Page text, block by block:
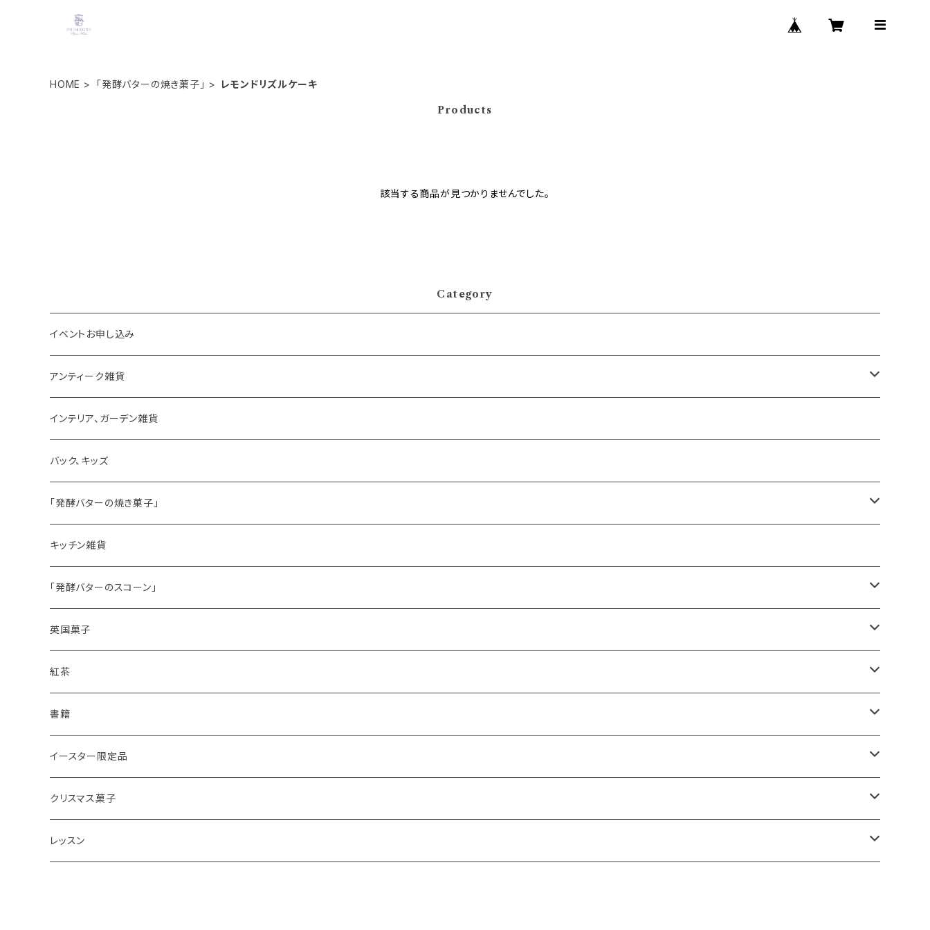
HOME 「発酵バターの焼き菓子」 レモンドリズルケーキ
Products
該当する商品が見つかりませんでした。
Category
イベントお申し込み
アンティーク雑貨
ゼリーモールド
コンポート
ハマースレイ
インテリア、ガーデン雑貨
バック、キッズ
「発酵バターの焼き菓子」
バターサンドクッキー
シードケーキ
レモンドリズルケーキ
オーガニックラベンダー
ルバーブ
アールグレイ
いちご
キッチン雑貨
「発酵バターのスコーン」
プレーンスコーン
スコーンギフト
スコーンと紅茶のギフト
アールグレイティースコーン
チーズスコーン
オーガニックラベンダー
抹茶と小豆
栗のスコーン
英国菓子
レモンドリズルケーキ
バナナブレッド
ウエリッシュケーキ
ヴィクトリアサンドイッチケーキ
オレンジとポピーシードのケーキ
紅茶
アールグレイ
リーフ
ティーバッグ
セイロンティー
ディンブラ
ウバ
紅茶ギフト
紅茶・お菓子ギフト
薔薇の紅茶
書籍
インテリア
紅茶缶
本
イースター限定品
ビスケット・クッキー
アイシングクッキー
クリスマス菓子
ミンスパイ
レッスン